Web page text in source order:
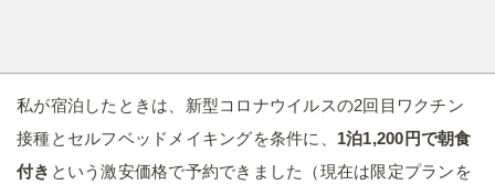
私が宿泊したときは、新型コロナウイルスの2回目ワクチン
接種とセルフベッドメイキングを条件に、 1泊1,200円で朝食
付き という激安価格で予約できました（現在は限定プランを